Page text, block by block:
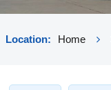
Location: Home